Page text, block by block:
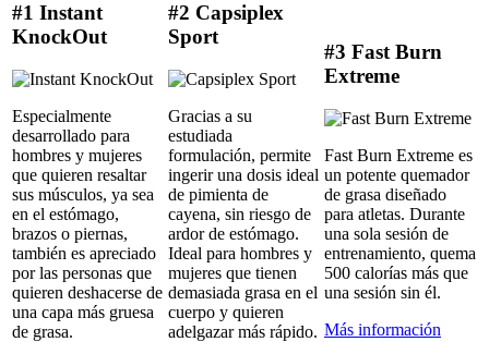
#1 Instant
KnockOut
Especialmente
desarrollado para
hombres y mujeres
que quieren resaltar
sus músculos, ya sea
en el estómago,
brazos o piernas,
también es apreciado
por las personas que
quieren deshacerse de
una capa más gruesa
de grasa.
#2 Capsiplex
Sport
Gracias a su
estudiada
formulación, permite
ingerir una dosis ideal
de pimienta de
cayena, sin riesgo de
ardor de estómago.
Ideal para hombres y
mujeres que tienen
demasiada grasa en el
cuerpo y quieren
adelgazar más rápido.
#3 Fast Burn
Extreme
Fast Burn Extreme es
un potente quemador
de grasa diseñado
para atletas. Durante
una sola sesión de
entrenamiento, quema
500 calorías más que
una sesión sin él.
Más información